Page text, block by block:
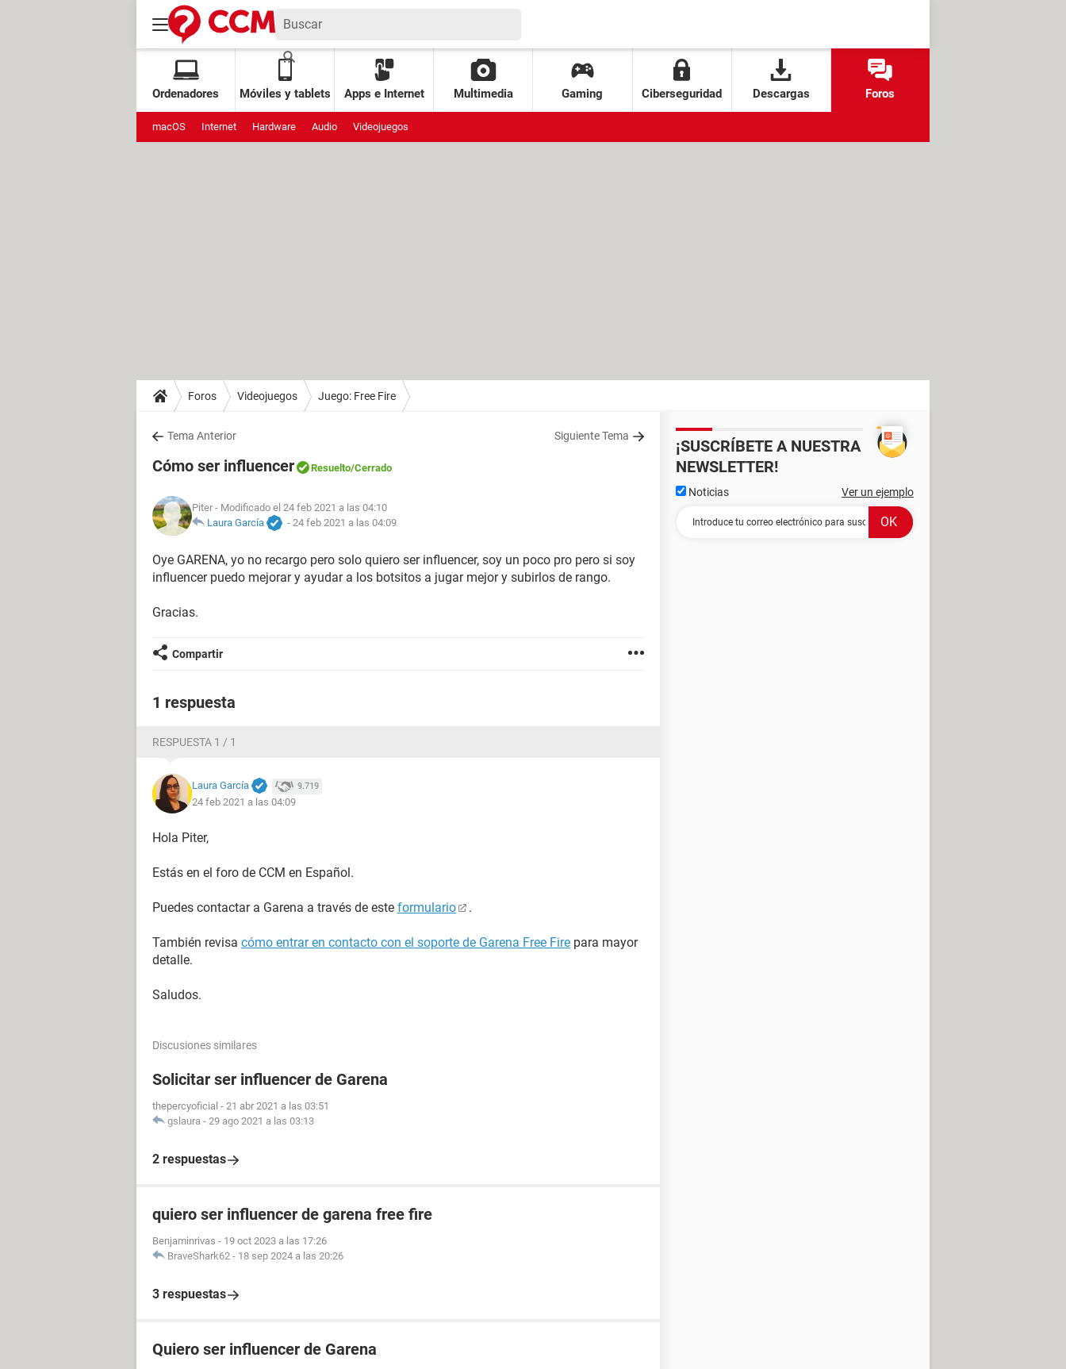
Ordenadores Móviles y tablets Apps e Internet Multimedia Gaming Ciberseguridad Descargas Foros
macOS Internet Hardware Audio Videojuegos
Foros Videojuegos Juego: Free Fire
Tema Anterior Siguiente Tema
Cómo ser influencer Resuelto/Cerrado
Piter - Modificado el 24 feb 2021 a las 04:10
Laura García
- 24 feb 2021 a las 04:09
Oye GARENA, yo no recargo pero solo quiero ser influencer, soy un poco pro pero si soy
influencer puedo mejorar y ayudar a los botsitos a jugar mejor y subirlos de rango.
Gracias.
Compartir
1 respuesta
RESPUESTA 1 / 1
Laura García 9.719
24 feb 2021 a las 04:09
Hola Piter,
Estás en el foro de CCM en Español.
Puedes contactar a Garena a través de este formulario .
También revisa cómo entrar en contacto con el soporte de Garena Free Fire para mayor
detalle.
Saludos.
Discusiones similares
Solicitar ser influencer de Garena
thepercyoficial - 21 abr 2021 a las 03:51
gslaura - 29 ago 2021 a las 03:13
2 respuestas
quiero ser influencer de garena free fire
Benjaminrivas - 19 oct 2023 a las 17:26
BraveShark62 - 18 sep 2024 a las 20:26
3 respuestas
Quiero ser influencer de Garena
¡SUSCRÍBETE A NUESTRA
NEWSLETTER!
Noticias Ver un ejemplo